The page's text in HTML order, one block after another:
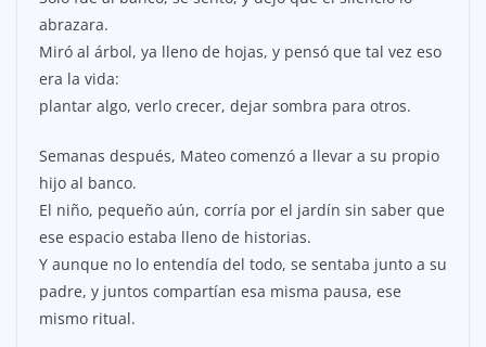
abrazara.
Miró al árbol, ya lleno de hojas, y pensó que tal vez eso
era la vida:
plantar algo, verlo crecer, dejar sombra para otros.
Semanas después, Mateo comenzó a llevar a su propio
hijo al banco.
El niño, pequeño aún, corría por el jardín sin saber que
ese espacio estaba lleno de historias.
Y aunque no lo entendía del todo, se sentaba junto a su
padre, y juntos compartían esa misma pausa, ese
mismo ritual.